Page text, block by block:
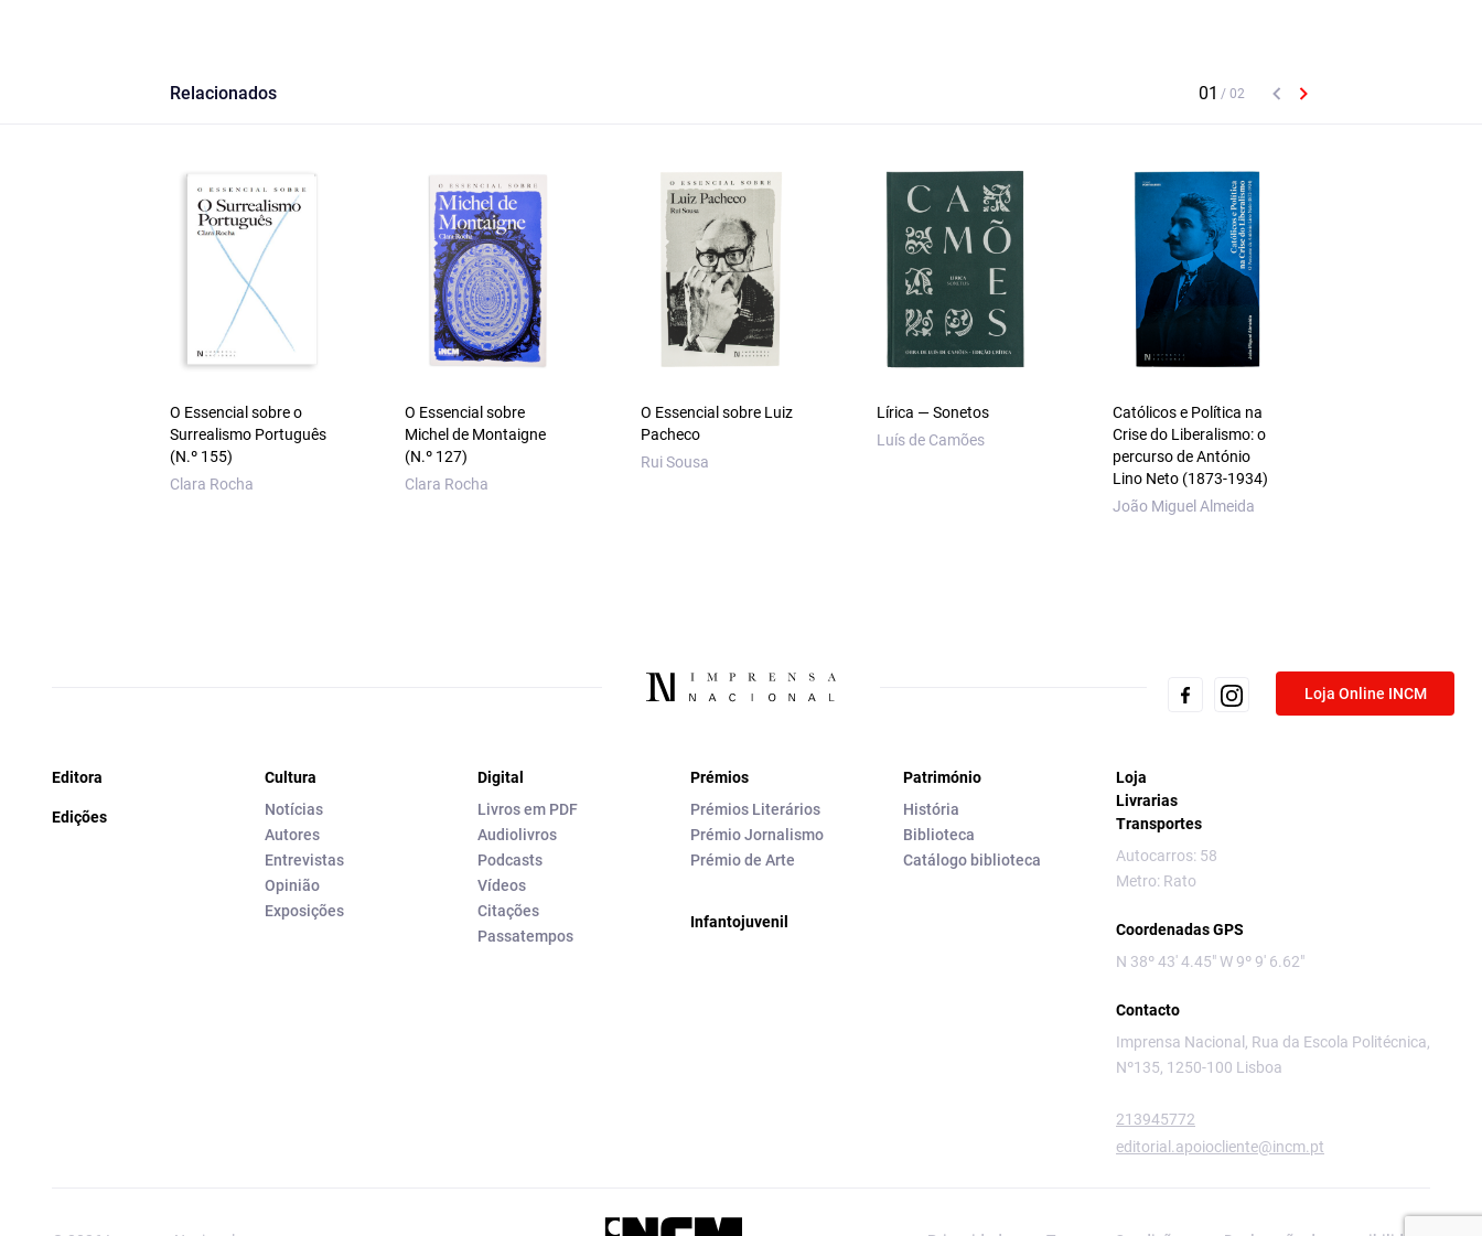
Relacionados
O Essencial sobre o
Surrealismo Português
(N.º 155)
Clara Rocha
O Essencial sobre
Michel de Montaigne
(N.º 127)
Clara Rocha
O Essencial sobre Luiz
Pacheco
Rui Sousa
Lírica — Sonetos
Luís de Camões
Católicos e Política na
Crise do Liberalismo: o
percurso de António
Lino Neto (1873‑1934)
João Miguel Almeida
Loja Online INCM
Editora
Edições
Cultura
Notícias
Autores
Entrevistas
Opinião
Exposições
Digital
Livros em PDF
Audiolivros
Podcasts
Vídeos
Citações
Passatempos
Prémios
Prémios Literários
Prémio Jornalismo
Prémio de Arte
Infantojuvenil
Património
História
Biblioteca
Catálogo biblioteca
Loja
Livrarias
Transportes
Autocarros: 58
Metro: Rato
Coordenadas GPS
N 38º 43' 4.45" W 9º 9' 6.62"
Contacto
Imprensa Nacional, Rua da Escola Politécnica,
Nº135, 1250-100 Lisboa
213945772
editorial.apoiocliente@incm.pt